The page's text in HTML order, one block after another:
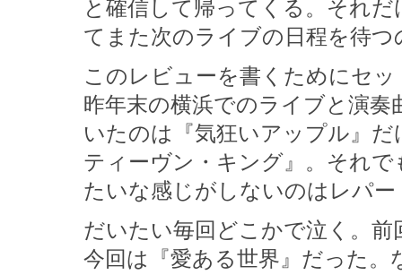
と確信して帰ってくる。それ
てまた次のライブの日程を待つ
このレビューを書くためにセ
昨年末の横浜でのライブと演
いたのは『気狂いアップル』
ティーヴン・キング』。それ
たいな感じがしないのはレパ
だいたい毎回どこかで泣く。
今回は『愛ある世界』だった